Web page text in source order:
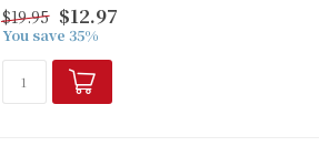
$19.95 $12.97
You save 35%